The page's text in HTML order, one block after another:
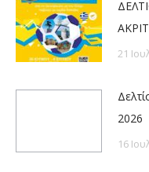
21
2026
16